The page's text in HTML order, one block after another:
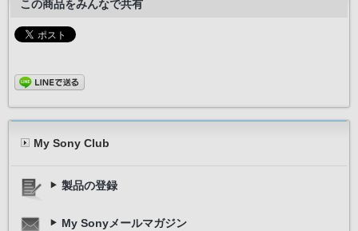
この商品をみんなで共有
My Sony Club
製品の登録
My Sonyメールマガジン